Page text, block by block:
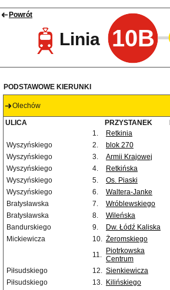
Powrót
Linia 10B
PODSTAWOWE KIERUNKI
Olechów
ULICA PRZYSTANEK
1.
Retkinia
Wyszyńskiego
2. blok 270
Wyszyńskiego
3. Armii Krajowej
Wyszyńskiego
4. Retkińska
Wyszyńskiego
5. Os. Piaski
Wyszyńskiego
6. Waltera-Janke
Bratysławska
7. Wróblewskiego
Bratysławska
8. Wileńska
Bandurskiego
9. Dw. Łódź Kaliska
Mickiewicza
10. Żeromskiego
11.
Piotrkowska
Centrum
Piłsudskiego 12. Sienkiewicza
Piłsudskiego
13. Kilińskiego